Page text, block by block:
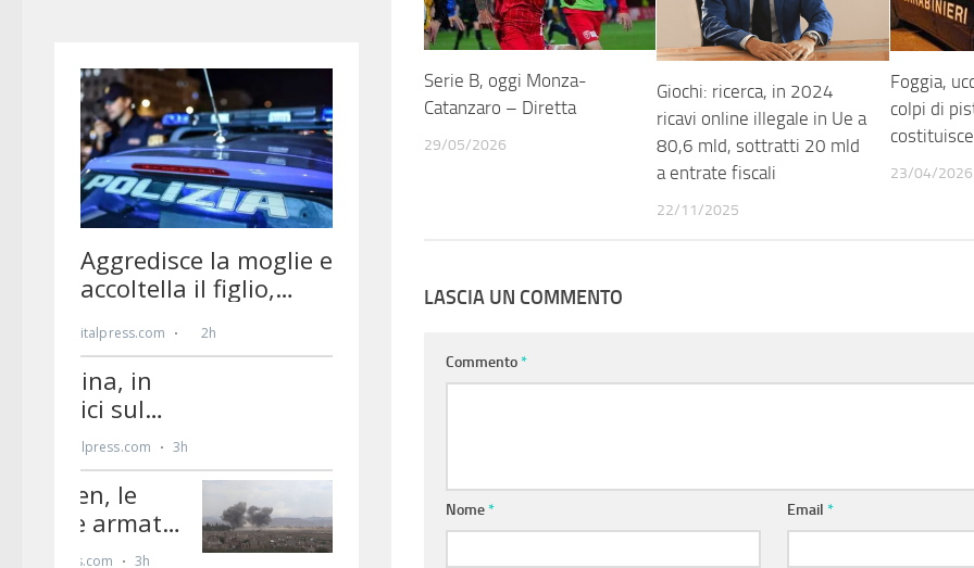
Serie B, oggi Monza-
Catanzaro – Diretta
29/05/2026
Giochi: ricerca, in 2024
ricavi online illegale in Ue a
80,6 mld, sottratti 20 mld
a entrate fiscali
22/11/2025
Foggia,
colpi di
costituisce
23/04/2026
LASCIA UN COMMENTO
Commento*
Nome* Email*